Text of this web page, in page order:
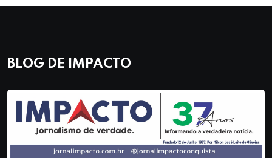
BLOG DE IMPACTO